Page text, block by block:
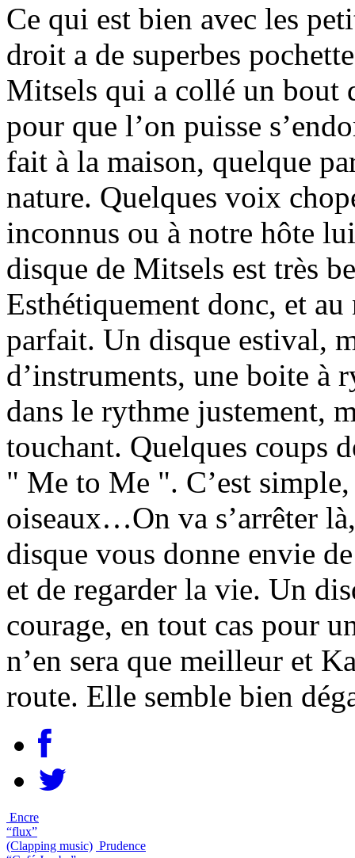
Ce qui est bien avec les
droit a de superbes
Mitsels qui a collé un bout
pour que l’on puisse
fait à la maison, quelque
nature. Quelques voix
inconnus ou à notre hôte
disque de Mitsels est très
Esthétiquement donc, et
parfait. Un disque estival,
d’instruments, une boite à
dans le rythme justement,
touchant. Quelques coups
" Me to Me ". C’est simple,
oiseaux…On va s’arrêter
disque vous donne envie
et de regarder la vie. Un
courage, en tout cas pour
n’en sera que meilleur et
route. Elle semble bien
Encre
“flux”
(Clapping music) Prudence